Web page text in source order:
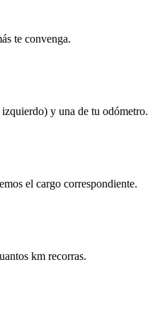
te convenga.
y una de tu odómetro.
el cargo correspondiente.
km recorras.